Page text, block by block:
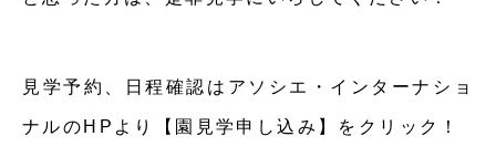
見学予約、日程確認はアソシエ・インターナショ
ナルのHPより【園見学申し込み】をクリック！